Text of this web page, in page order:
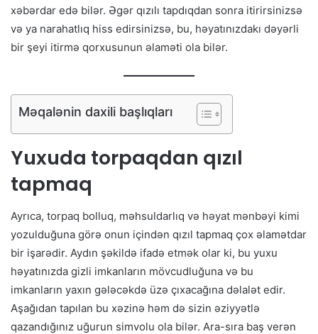
xəbərdar edə bilər. Əgər qızılı tapdıqdan sonra itirirsinizsə
və ya narahatlıq hiss edirsinizsə, bu, həyatınızdakı dəyərli
bir şeyi itirmə qorxusunun əlaməti ola bilər.
Məqalənin daxili başlıqları
Yuxuda torpaqdan qızıl
tapmaq
Ayrıca, torpaq bolluq, məhsuldarlıq və həyat mənbəyi kimi
yozulduğuna görə onun içindən qızıl tapmaq çox əlamətdar
bir işarədir. Aydın şəkildə ifadə etmək olar ki, bu yuxu
həyatınızda gizli imkanların mövcudluğuna və bu
imkanların yaxın gələcəkdə üzə çıxacağına dəlalət edir.
Aşağıdan tapılan bu xəzinə həm də sizin əziyyətlə
qazandığınız uğurun simvolu ola bilər. Ara-sıra baş verən